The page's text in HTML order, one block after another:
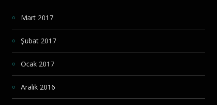
Mart 2017
Şubat 2017
Ocak 2017
Aralık 2016